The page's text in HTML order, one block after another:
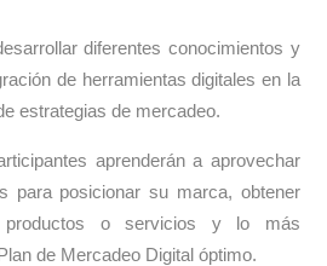
diferentes conocimientos y
de herramientas digitales en la
estrategias de mercadeo.
aprenderán a aprovechar
para posicionar su marca, obtener
productos o servicios y lo más
de Mercadeo Digital óptimo.